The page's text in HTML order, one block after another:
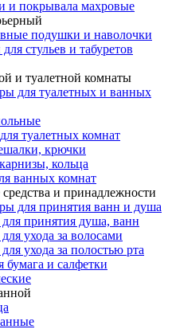
и покрывала махровые
подушки и наволочки
стульев и табуретов
и туалетной комнаты
для туалетных и ванных
туалетных комнат
крючки
кольца
ванных комнат
и принадлежности
для принятия ванн и душа
для принятия душа, ванн
ухода за волосами
ухода за полостью рта
бумага и салфетки